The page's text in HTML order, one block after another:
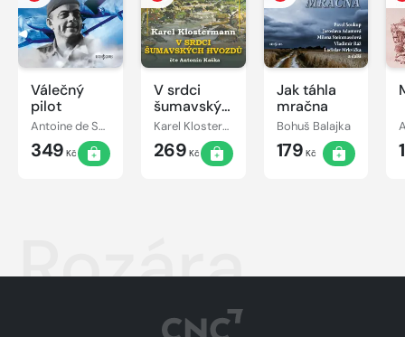
Válečný
pilot
Antoine de Saint-Exupéry
349 Kč
V srdci
šumavských
hvozdů
Karel Klostermann
269 Kč
Jak táhla
mračna
Bohuš Balajka
179 Kč
Rozára